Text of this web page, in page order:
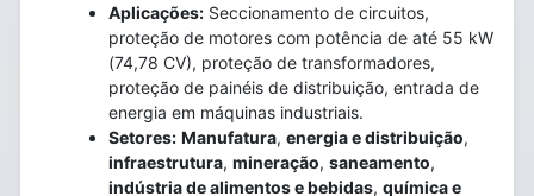
Aplicações: Seccionamento de circuitos,
proteção de motores com potência de até 55 kW
(74,78 CV), proteção de transformadores,
proteção de painéis de distribuição, entrada de
energia em máquinas industriais.
Setores: Manufatura, energia e distribuição,
infraestrutura, mineração, saneamento,
indústria de alimentos e bebidas, química e